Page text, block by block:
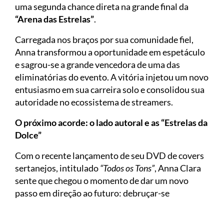
uma segunda chance direta na grande final da
“Arena das Estrelas”.
Carregada nos braços por sua comunidade fiel,
Anna transformou a oportunidade em espetáculo
e sagrou-se a grande vencedora de uma das
eliminatórias do evento. A vitória injetou um novo
entusiasmo em sua carreira solo e consolidou sua
autoridade no ecossistema de streamers.
O próximo acorde: o lado autoral e as “Estrelas da
Dolce”
Com o recente lançamento de seu DVD de covers
sertanejos, intitulado“Todos os Tons”, Anna Clara
sente que chegou o momento de dar um novo
passo em direção ao futuro: debruçar-se